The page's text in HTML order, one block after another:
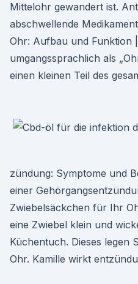
Mittelohr gewandert ist.
abschwellende
Ohr: Aufbau und Funktion
umgangssprachlich als
einen kleinen Teil des
zündung: Symptome und
einer
Zwiebelsäckchen für Ihr
eine Zwiebel klein und
Küchentuch. Dieses legen
Ohr. Kamille wirkt